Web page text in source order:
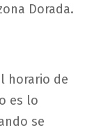
Dorada.
horario de
es lo
se